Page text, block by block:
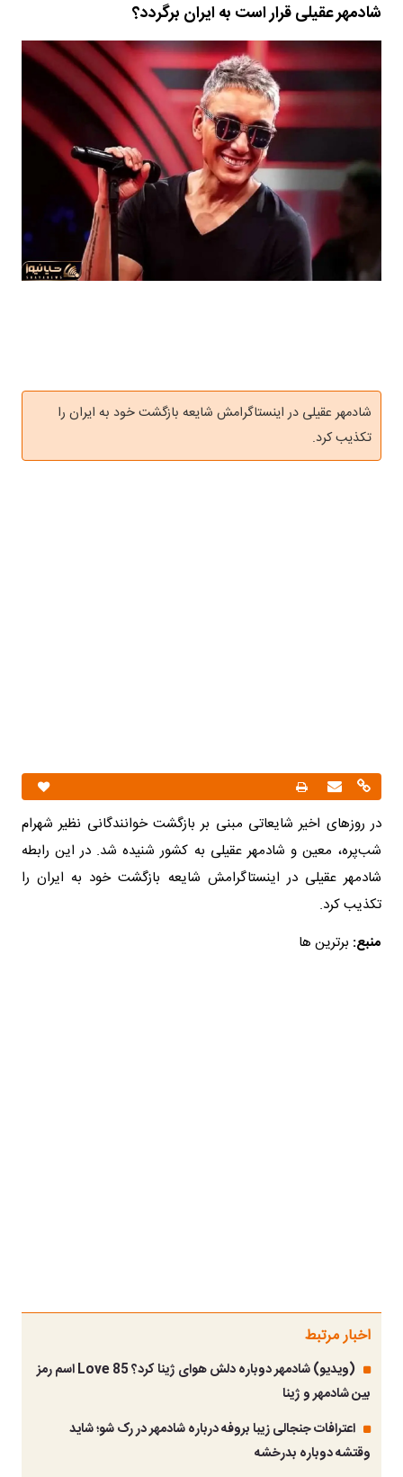
شادمهر عقیلی قرار است به ایران برگردد؟
شادمهر عقیلی در اینستاگرامش شایعه بازگشت خود به ایران را
تکذیب کرد.
در روزهای اخیر شایعاتی مبنی بر بازگشت خوانندگانی نظیر شهرام
شب‌پره، معین و شادمهر عقیلی به کشور شنیده شد. در این رابطه
شادمهر عقیلی در اینستاگرامش شایعه بازگشت خود به ایران را
تکذیب کرد.
منبع: برترین ها
اخبار مرتبط
(ویدیو) شادمهر دوباره دلش هوای ژینا کرد؟ Love 85 اسم رمز
بین شادمهر و ژینا
اعترافات جنجالی زیبا بروفه درباره شادمهر در رک شو؛ شاید
وقتشه دوباره بدرخشه